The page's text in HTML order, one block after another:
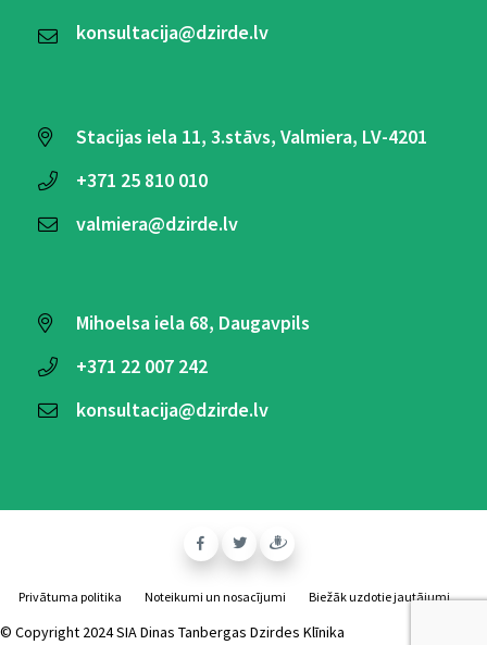
konsultacija@dzirde.lv
Stacijas iela 11, 3.stāvs, Valmiera, LV-4201
+371 25 810 010
valmiera@dzirde.lv
Mihoelsa iela 68, Daugavpils
+371 22 007 242
konsultacija@dzirde.lv
Privātuma politika Noteikumi un nosacījumi Biežāk uzdotie jautājumi
© Copyright 2024 SIA Dinas Tanbergas Dzirdes Klīnika